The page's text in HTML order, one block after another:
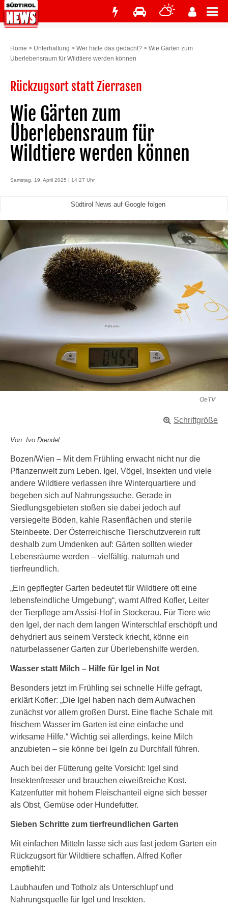
Home > Unterhaltung > Wer hätte das gedacht? > Wie Gärten zum
Überlebensraum für Wildtiere werden können
Rückzugsort statt Zierrasen
Wie Gärten zum
Überlebensraum für
Wildtiere werden können
Samstag, 19. April 2025 | 14:27 Uhr
Südtirol News auf Google folgen
OeTV
Schriftgröße
Von: Ivo Drendel
Bozen/Wien – Mit dem Frühling erwacht nicht nur die
Pflanzenwelt zum Leben. Igel, Vögel, Insekten und viele
andere Wildtiere verlassen ihre Winterquartiere und
begeben sich auf Nahrungssuche. Gerade in
Siedlungsgebieten stoßen sie dabei jedoch auf
versiegelte Böden, kahle Rasenflächen und sterile
Steinbeete. Der Österreichische Tierschutzverein ruft
deshalb zum Umdenken auf: Gärten sollten wieder
Lebensräume werden – vielfältig, naturnah und
tierfreundlich.
„Ein gepflegter Garten bedeutet für Wildtiere oft eine
lebensfeindliche Umgebung“, warnt Alfred Kofler, Leiter
der Tierpflege am Assisi-Hof in Stockerau. Für Tiere wie
den Igel, der nach dem langen Winterschlaf erschöpft und
dehydriert aus seinem Versteck kriecht, könne ein
naturbelassener Garten zur Überlebenshilfe werden.
Wasser statt Milch – Hilfe für Igel in Not
Besonders jetzt im Frühling sei schnelle Hilfe gefragt,
erklärt Kofler: „Die Igel haben nach dem Aufwachen
zunächst vor allem großen Durst. Eine flache Schale mit
frischem Wasser im Garten ist eine einfache und
wirksame Hilfe.“ Wichtig sei allerdings, keine Milch
anzubieten – sie könne bei Igeln zu Durchfall führen.
Auch bei der Fütterung gelte Vorsicht: Igel sind
Insektenfresser und brauchen eiweißreiche Kost.
Katzenfutter mit hohem Fleischanteil eigne sich besser
als Obst, Gemüse oder Hundefutter.
Sieben Schritte zum tierfreundlichen Garten
Mit einfachen Mitteln lasse sich aus fast jedem Garten ein
Rückzugsort für Wildtiere schaffen. Alfred Kofler
empfiehlt:
Laubhaufen und Totholz als Unterschlupf und
Nahrungsquelle für Igel und Insekten.